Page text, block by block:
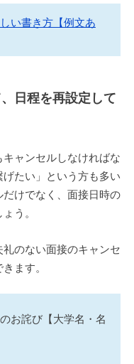
い書き方【例文あ
日程を再設定して
キャンセルしなければな
たい」という方も多い
けでなく、面接日時の
う。
のない面接のキャンセ
ます。
お詫び【大学名・名